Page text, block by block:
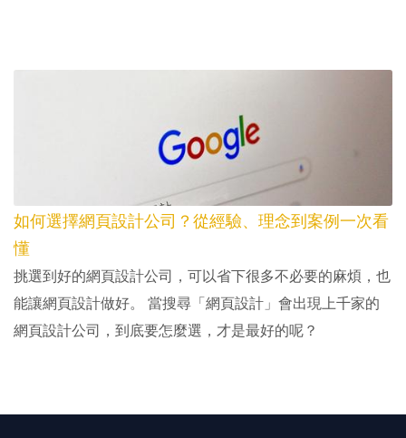
如何選擇網頁設計公司？從經驗、理念到案例一次看
懂
挑選到好的網頁設計公司，可以省下很多不必要的麻煩，也
能讓網頁設計做好。 當搜尋「網頁設計」會出現上千家的
網頁設計公司，到底要怎麼選，才是最好的呢？